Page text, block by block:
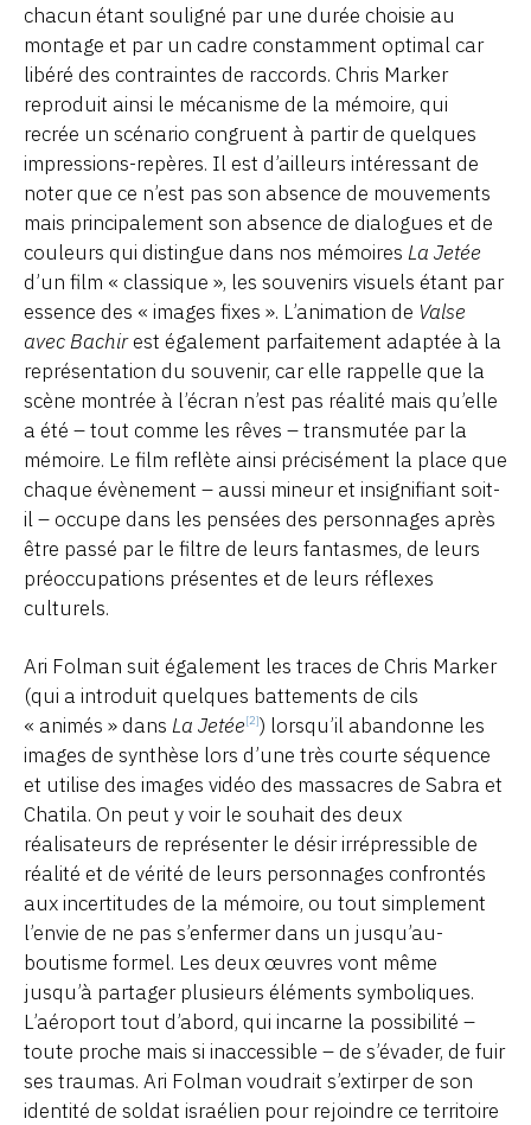
chacun étant souligné par une durée choisie au
montage et par un cadre constamment optimal car
libéré des contraintes de raccords. Chris Marker
reproduit ainsi le mécanisme de la mémoire, qui
recrée un scénario congruent à partir de quelques
impressions-repères. Il est d’ailleurs intéressant de
noter que ce n’est pas son absence de mouvements
mais principalement son absence de dialogues et de
couleurs qui distingue dans nos mémoires La Jetée
d’un film « classique », les souvenirs visuels étant par
essence des « images fixes ». L’animation de Valse
avec Bachirest également parfaitement adaptée à la
représentation du souvenir, car elle rappelle que la
scène montrée à l’écran n’est pas réalité mais qu’elle
a été – tout comme les rêves – transmutée par la
mémoire. Le film reflète ainsi précisément la place que
chaque évènement – aussi mineur et insignifiant soit-
il – occupe dans les pensées des personnages après
être passé par le filtre de leurs fantasmes, de leurs
préoccupations présentes et de leurs réflexes
culturels.
Ari Folman suit également les traces de Chris Marker
(qui a introduit quelques battements de cils
« animés » dans La Jetée[2]) lorsqu’il abandonne les
images de synthèse lors d’une très courte séquence
et utilise des images vidéo des massacres de Sabra et
Chatila. On peut y voir le souhait des deux
réalisateurs de représenter le désir irrépressible de
réalité et de vérité de leurs personnages confrontés
aux incertitudes de la mémoire, ou tout simplement
l’envie de ne pas s’enfermer dans un jusqu’au-
boutisme formel. Les deux œuvres vont même
jusqu’à partager plusieurs éléments symboliques.
L’aéroport tout d’abord, qui incarne la possibilité –
toute proche mais si inaccessible – de s’évader, de fuir
ses traumas. Ari Folman voudrait s’extirper de son
identité de soldat israélien pour rejoindre ce territoire